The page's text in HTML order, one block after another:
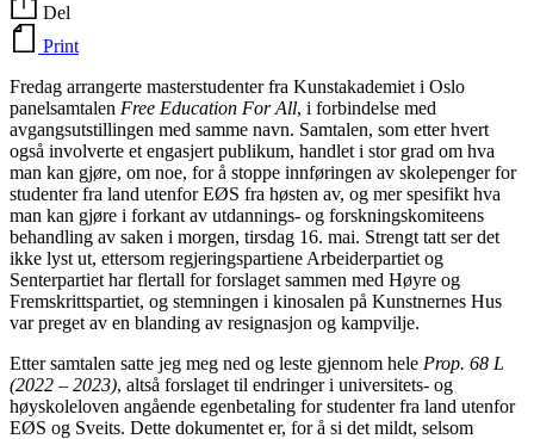
Del
Print
Fredag arrangerte masterstudenter fra Kunstakademiet i Oslo
panelsamtalen Free Education For All, i forbindelse med
avgangsutstillingen med samme navn. Samtalen, som etter hvert
også involverte et engasjert publikum, handlet i stor grad om hva
man kan gjøre, om noe, for å stoppe innføringen av skolepenger for
studenter fra land utenfor EØS fra høsten av, og mer spesifikt hva
man kan gjøre i forkant av utdannings- og forskningskomiteens
behandling av saken i morgen, tirsdag 16. mai. Strengt tatt ser det
ikke lyst ut, ettersom regjeringspartiene Arbeiderpartiet og
Senterpartiet har flertall for forslaget sammen med Høyre og
Fremskrittspartiet, og stemningen i kinosalen på Kunstnernes Hus
var preget av en blanding av resignasjon og kampvilje.
Etter samtalen satte jeg meg ned og leste gjennom hele Prop. 68 L
(2022 – 2023), altså forslaget til endringer i universitets- og
høyskoleloven angående egenbetaling for studenter fra land utenfor
EØS og Sveits. Dette dokumentet er, for å si det mildt, selsom